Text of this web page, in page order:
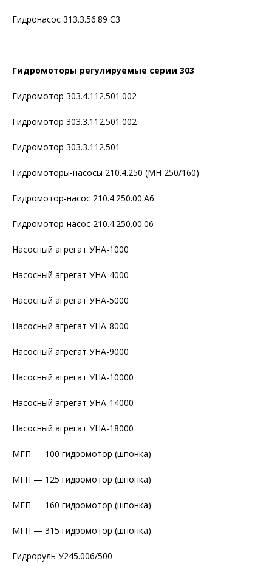
Гидронасос 313.3.56.89 С3
Гидромоторы регулируемые серии 303
Гидромотор 303.4.112.501.002
Гидромотор 303.3.112.501.002
Гидромотор 303.3.112.501
Гидромоторы-насосы 210.4.250 (МН 250/160)
Гидромотор-насос 210.4.250.00.А6
Гидромотор-насос 210.4.250.00.06
Насосный агрегат УНА-1000
Насосный агрегат УНА-4000
Насосный агрегат УНА-5000
Насосный агрегат УНА-8000
Насосный агрегат УНА-9000
Насосный агрегат УНА-10000
Насосный агрегат УНА-14000
Насосный агрегат УНА-18000
МГП — 100 гидромотор (шпонка)
МГП — 125 гидромотор (шпонка)
МГП — 160 гидромотор (шпонка)
МГП — 315 гидромотор (шпонка)
Гидроруль У245.006/500